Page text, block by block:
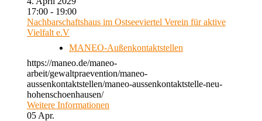
17:00 - 19:00
Nachbarschaftshaus im Ostseeviertel Verein für aktive
Vielfalt e.V
MANEO-Außenkontaktstellen
https://maneo.de/maneo-
arbeit/gewaltpraevention/maneo-
aussenkontaktstellen/maneo-aussenkontaktstelle-neu-
hohenschoenhausen/
Weitere Informationen
05 Apr.